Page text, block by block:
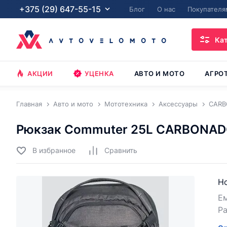
+375 (29) 647-55-15 Блог О нас
АКЦИИ УЦЕНКА АВТО И МОТО
Главная Авто и мото Мототехника Аксессуары
Рюкзак Commuter 25L
В избранное Cравнить